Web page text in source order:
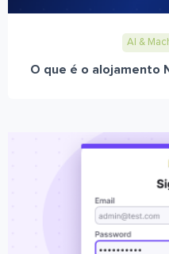
AI &
O que é o alojamento